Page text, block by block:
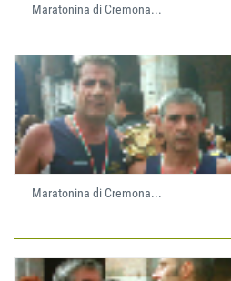
Maratonina di Cremona...
Maratonina di Cremona...